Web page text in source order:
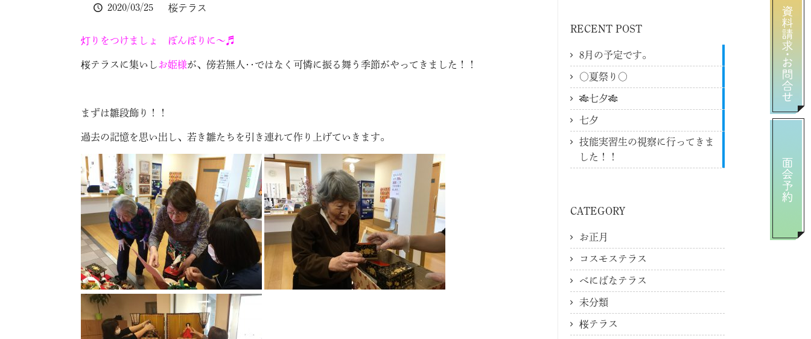
2020/03/25 桜テラス
灯りをつけましょ ぼんぼりに～♬
桜テラスに集いしお姫様が、傍若無人‥ではなく可憐に振る舞う季節がやってきました！！
まずは雛段飾り！！
過去の記憶を思い出し、若き雛たちを引き連れて作り上げていきます。
RECENT POST
8月の予定です。
〇夏祭り〇
🎋七夕🎋
七夕
技能実習生の視察に行ってきま
した！！
CATEGORY
お正月
コスモステラス
べにばなテラス
未分類
桜テラス